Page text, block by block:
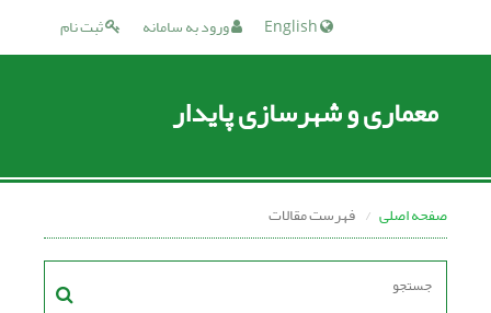
ثبت نام ورود به سامانه
معماری و شهرسازی پایدار
صفحه اصلی فهرست مقالات